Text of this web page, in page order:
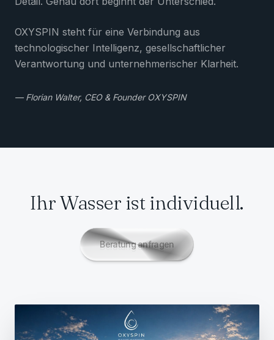
OXYSPIN steht für eine Verbindung aus
technologischer Intelligenz, gesellschaftlicher
Verantwortung und unternehmerischer Klarheit.
— Florian Walter, CEO & Founder OXYSPIN
Ihr Wasser ist individuell.
Beratung anfragen